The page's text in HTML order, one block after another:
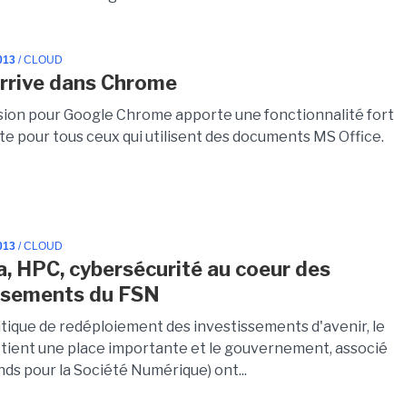
/ CLOUD
dans Chrome
pour Google Chrome apporte une fonctionnalité fort
pour tous ceux qui utilisent des documents MS Office.
/ CLOUD
HPC, cybersécurité au coeur des
du FSN
de redéploiement des investissements d'avenir, le
une place importante et le gouvernement, associé
pour la Société Numérique) ont...